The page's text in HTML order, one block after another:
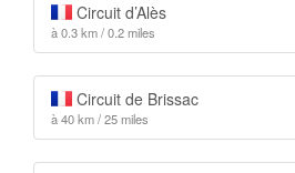
Circuit d’Alès
à 0.3 km / 0.2 miles
Circuit de Brissac
à 40 km / 25 miles